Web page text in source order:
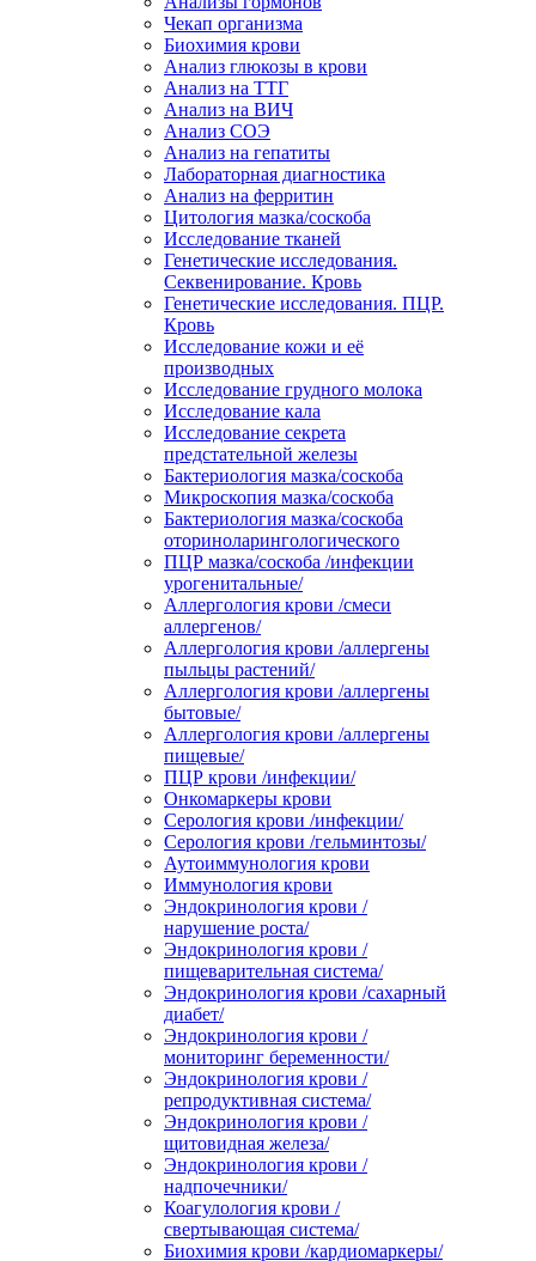
Чекап организма
Биохимия крови
Анализ глюкозы в крови
Анализ на ТТГ
Анализ на ВИЧ
Анализ СОЭ
Анализ на гепатиты
Лабораторная диагностика
Анализ на ферритин
Цитология мазка/соскоба
Исследование тканей
Генетические исследования.
Секвенирование. Кровь
Генетические исследования. ПЦР.
Кровь
Исследование кожи и её
производных
Исследование грудного молока
Исследование кала
Исследование секрета
предстательной железы
Бактериология мазка/соскоба
Микроскопия мазка/соскоба
Бактериология мазка/соскоба
оториноларингологического
ПЦР мазка/соскоба /инфекции
урогенитальные/
Аллергология крови /смеси
аллергенов/
Аллергология крови /аллергены
пыльцы растений/
Аллергология крови /аллергены
бытовые/
Аллергология крови /аллергены
пищевые/
ПЦР крови /инфекции/
Онкомаркеры крови
Серология крови /инфекции/
Серология крови /гельминтозы/
Аутоиммунология крови
Иммунология крови
Эндокринология крови /
нарушение роста/
Эндокринология крови /
пищеварительная система/
Эндокринология крови /сахарный
диабет/
Эндокринология крови /
мониторинг беременности/
Эндокринология крови /
репродуктивная система/
Эндокринология крови /
щитовидная железа/
Эндокринология крови /
надпочечники/
Коагулология крови /
свертывающая система/
Биохимия крови /кардиомаркеры/